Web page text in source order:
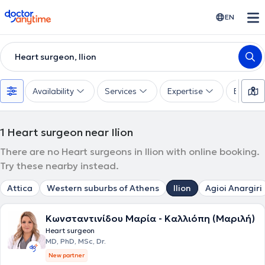
doctoranytime EN
Heart surgeon, Ilion
Availability Services Expertise
1 Heart surgeon near Ilion
There are no Heart surgeons in Ilion with online booking.
Try these nearby instead.
Attica Western suburbs of Athens Ilion Agioi Anargiri
Κωνσταντινίδου Μαρία - Καλλιόπη (Μαριλή)
Heart surgeon
MD, PhD, MSc, Dr.
New partner